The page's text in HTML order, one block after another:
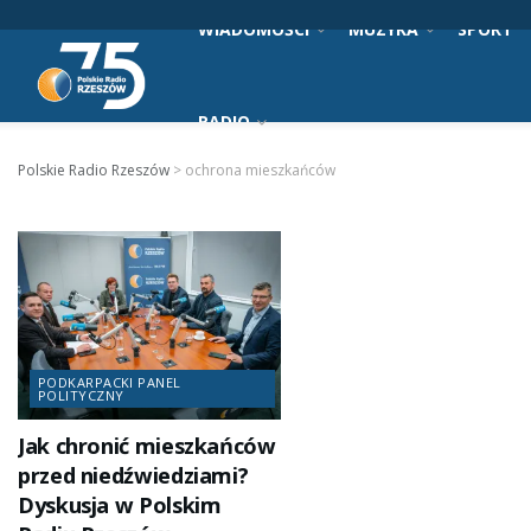
WIADOMOŚCI MUZYKA SPORT
RADIO
Polskie Radio Rzeszów > ochrona mieszkańców
PODKARPACKI PANEL
POLITYCZNY
Jak chronić mieszkańców
przed niedźwiedziami?
Dyskusja w Polskim